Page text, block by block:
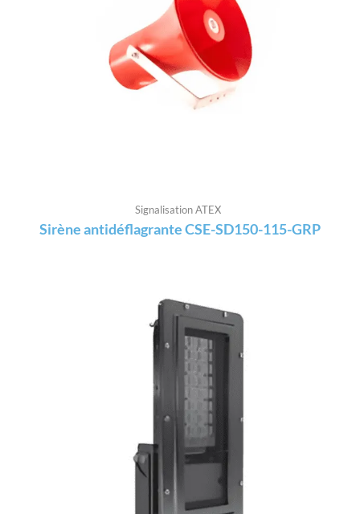
Signalisation ATEX
Sirène antidéflagrante CSE-SD150-115-GRP